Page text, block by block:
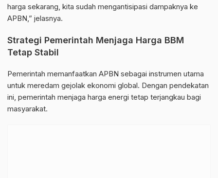
harga sekarang, kita sudah mengantisipasi dampaknya ke
APBN,” jelasnya.
Strategi Pemerintah Menjaga Harga BBM
Tetap Stabil
Pemerintah memanfaatkan APBN sebagai instrumen utama
untuk meredam gejolak ekonomi global. Dengan pendekatan
ini, pemerintah menjaga harga energi tetap terjangkau bagi
masyarakat.